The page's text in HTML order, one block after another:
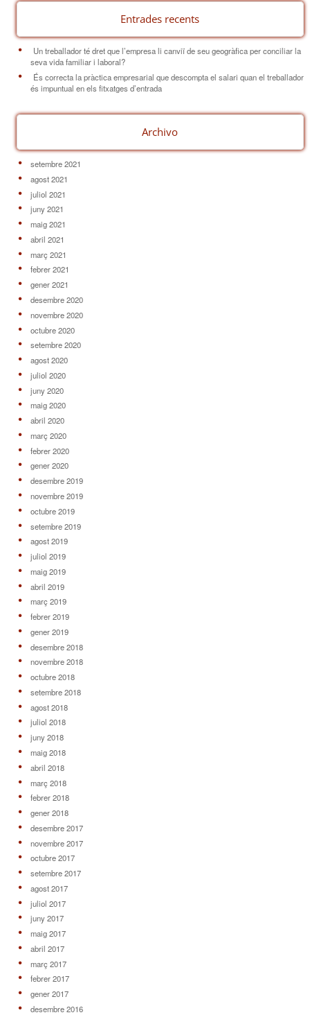
Entrades recents
Un treballador té dret que l’empresa li canviï de seu geogràfica per conciliar la
seva vida familiar i laboral?
És correcta la pràctica empresarial que descompta el salari quan el treballador
és impuntual en els fitxatges d’entrada
Archivo
setembre 2021
agost 2021
juliol 2021
juny 2021
maig 2021
abril 2021
març 2021
febrer 2021
gener 2021
desembre 2020
novembre 2020
octubre 2020
setembre 2020
agost 2020
juliol 2020
juny 2020
maig 2020
abril 2020
març 2020
febrer 2020
gener 2020
desembre 2019
novembre 2019
octubre 2019
setembre 2019
agost 2019
juliol 2019
maig 2019
abril 2019
març 2019
febrer 2019
gener 2019
desembre 2018
novembre 2018
octubre 2018
setembre 2018
agost 2018
juliol 2018
juny 2018
maig 2018
abril 2018
març 2018
febrer 2018
gener 2018
desembre 2017
novembre 2017
octubre 2017
setembre 2017
agost 2017
juliol 2017
juny 2017
maig 2017
abril 2017
març 2017
febrer 2017
gener 2017
desembre 2016